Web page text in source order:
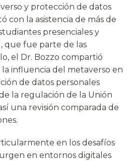
y protección de datos
con la asistencia de más de
presenciales y
que fue parte de las
el Dr. Bozzo compartió
influencia del metaverso en
de datos personales
la regulación de la Unión
una revisión comparada de
en los desafíos
en entornos digitales